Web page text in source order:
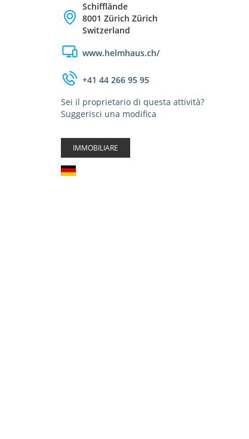
Schifflände
8001 Zürich Zürich
Switzerland
www.helmhaus.ch/
+41 44 266 95 95
Sei il proprietario di questa attività?
Suggerisci una modifica
IMMOBILIARE